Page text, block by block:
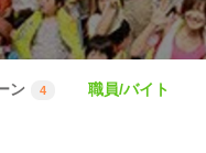
ン 4 職員/バイト